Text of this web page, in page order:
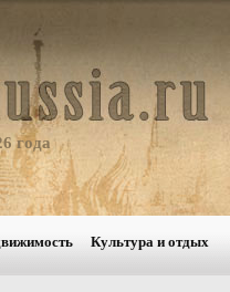
года
Культура и отдых